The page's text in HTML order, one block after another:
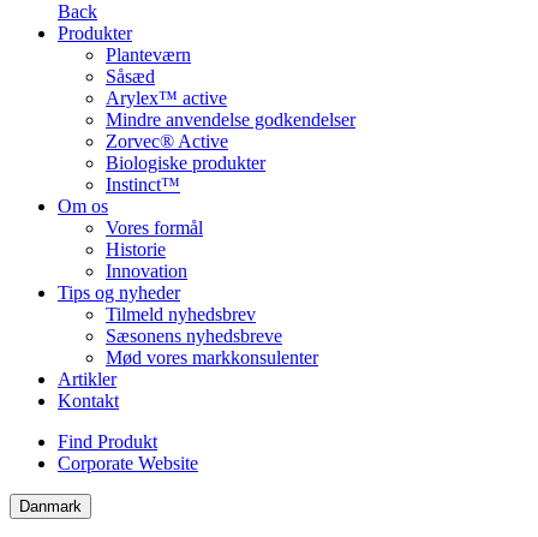
Back
Produkter
Planteværn
Såsæd
Arylex™ active
Mindre anvendelse godkendelser
Zorvec® Active
Biologiske produkter
Instinct™
Om os
Vores formål
Historie
Innovation
Tips og nyheder
Tilmeld nyhedsbrev
Sæsonens nyhedsbreve
Mød vores markkonsulenter
Artikler
Kontakt
Find Produkt
Corporate Website
Danmark